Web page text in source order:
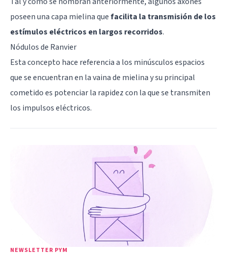
poseen una capa mielina quefacilita la transmisión de los
estímulos eléctricos en largos recorridos.
Nódulos de Ranvier
Esta concepto hace referencia a los minúsculos espacios
que se encuentran en la vaina de mielina y su principal
cometido es potenciar la rapidez con la que se transmiten
los impulsos eléctricos.
NEWSLETTER PYM